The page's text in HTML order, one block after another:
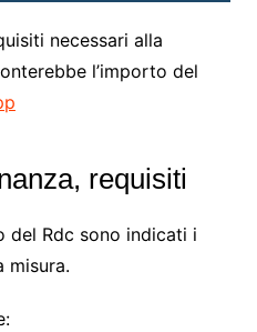
necessari alla
l’importo del
requisiti
del Rdc sono indicati i
misura.